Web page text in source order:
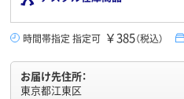
時間帯指定 指定可 ￥385（税込）
お届け先住所：
東京都江東区